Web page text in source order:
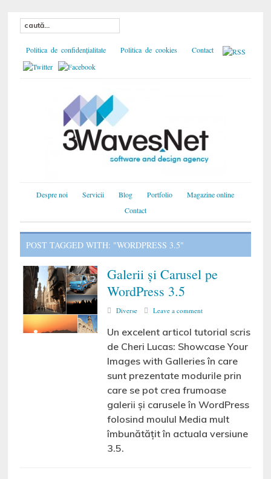
Politica de confidențialitate Politica de cookies Contact
Despre noi Servicii Blog Portfolio
Magazine online
Contact
POST TAGGED WITH: "WORDPRESS 3.5"
Galerii și Carusel pe
WordPress 3.5
Diverse Leave a comment
Un excelent articol tutorial scris
de Cheri Lucas: Showcase Your
Images with Galleries în care
sunt prezentate modurile prin
care se pot crea frumoase
galerii și carusele în WordPress
folosind moulul Media mult
îmbunătățit în actuala versiune
3.5.